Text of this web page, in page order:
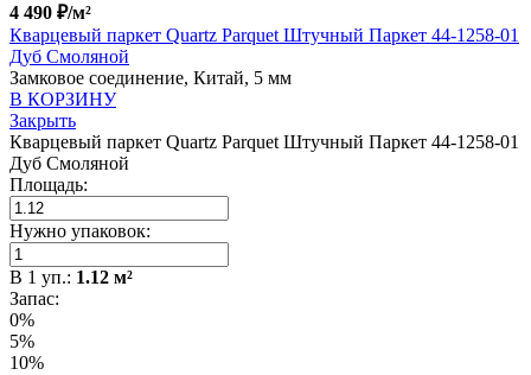
4 490 ₽/м²
Кварцевый паркет Quartz Parquet Штучный Паркет 44-1258-01
Дуб Смоляной
Замковое соединение, Китай, 5 мм
В КОРЗИНУ
Закрыть
Кварцевый паркет Quartz Parquet Штучный Паркет 44-1258-01
Дуб Смоляной
Площадь:
Нужно упаковок:
В 1 уп.: 1.12 м²
Запас:
0%
5%
10%